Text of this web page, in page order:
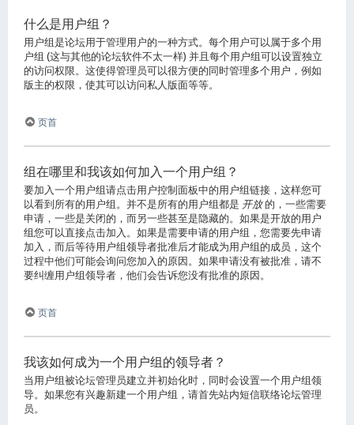
什么是用户组？
用户组是论坛用于管理用户的一种方式。每个用户可以属于多个用
户组 (这与其他的论坛软件不太一样) 并且每个用户组可以设置独立
的访问权限。这使得管理员可以很方便的同时管理多个用户，例如
版主的权限，使其可以访问私人版面等等。
页首
组在哪里和我该如何加入一个用户组？
要加入一个用户组请点击用户控制面板中的用户组链接，这样您可
以看到所有的用户组。并不是所有的用户组都是 开放的，一些需要
申请，一些是关闭的，而另一些甚至是隐藏的。如果是开放的用户
组您可以直接点击加入。如果是需要申请的用户组，您需要先申请
加入，而后等待用户组领导者批准后才能成为用户组的成员，这个
过程中他们可能会询问您加入的原因。如果申请没有被批准，请不
要纠缠用户组领导者，他们会告诉您没有批准的原因。
页首
我该如何成为一个用户组的领导者？
当用户组被论坛管理员建立并初始化时，同时会设置一个用户组领
导。如果您有兴趣新建一个用户组，请首先站内短信联络论坛管理
员。